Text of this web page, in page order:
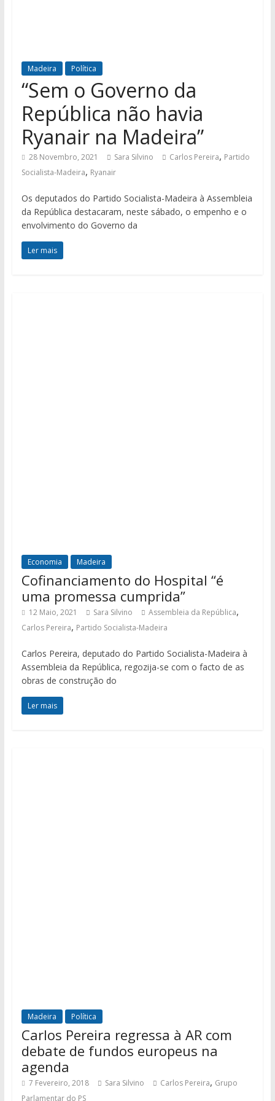
Madeira Política
“Sem o Governo da
República não havia
Ryanair na Madeira”
28 Novembro, 2021 Sara Silvino Carlos Pereira, Partido
Socialista-Madeira, Ryanair
Os deputados do Partido Socialista-Madeira à Assembleia
da República destacaram, neste sábado, o empenho e o
envolvimento do Governo da
Ler mais
Economia Madeira
Cofinanciamento do Hospital “é
uma promessa cumprida”
12 Maio, 2021 Sara Silvino Assembleia da República,
Carlos Pereira, Partido Socialista-Madeira
Carlos Pereira, deputado do Partido Socialista-Madeira à
Assembleia da República, regozija-se com o facto de as
obras de construção do
Ler mais
Madeira Política
Carlos Pereira regressa à AR com
debate de fundos europeus na
agenda
7 Fevereiro, 2018 Sara Silvino Carlos Pereira, Grupo
Parlamentar do PS